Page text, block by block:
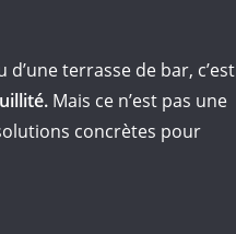
terrasse de bar, c’est
Mais ce n’est pas une
concrètes pour